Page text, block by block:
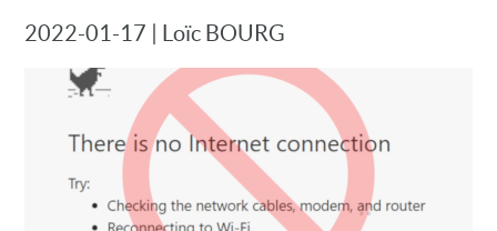
2022-01-17 | Loïc BOURG